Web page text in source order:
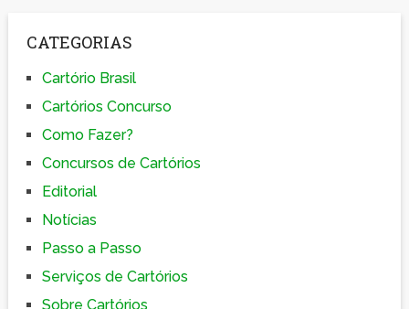
CATEGORIAS
Cartório Brasil
Cartórios Concurso
Como Fazer?
Concursos de Cartórios
Editorial
Notícias
Passo a Passo
Serviços de Cartórios
Sobre Cartórios